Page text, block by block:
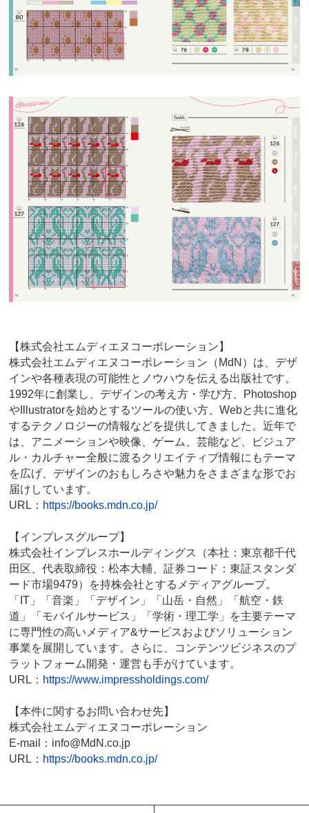
【株式会社エムディエヌコーポレーション】
株式会社エムディエヌコーポレーション（MdN）は、デザ
インや各種表現の可能性とノウハウを伝える出版社です。
1992年に創業し、デザインの考え方・学び方、Photoshop
やIllustratorを始めとするツールの使い方、Webと共に進化
するテクノロジーの情報などを提供してきました。近年で
は、アニメーションや映像、ゲーム、芸能など、ビジュア
ル・カルチャー全般に渡るクリエイティブ情報にもテーマ
を広げ、デザインのおもしろさや魅力をさまざまな形でお
届けしています。
URL： https://books.mdn.co.jp/
【インプレスグループ】
株式会社インプレスホールディングス（本社：東京都千代
田区、代表取締役：松本大輔、証券コード：東証スタンダ
ード市場9479）を持株会社とするメディアグループ。
「IT」「音楽」「デザイン」「山岳・自然」「航空・鉄
道」「モバイルサービス」「学術・理工学」を主要テーマ
に専門性の高いメディア&サービスおよびソリューション
事業を展開しています。さらに、コンテンツビジネスのプ
ラットフォーム開発・運営も手がけています。
URL： https://www.impressholdings.com/
【本件に関するお問い合わせ先】
株式会社エムディエヌコーポレーション
E-mail：info@MdN.co.jp
URL： https://books.mdn.co.jp/